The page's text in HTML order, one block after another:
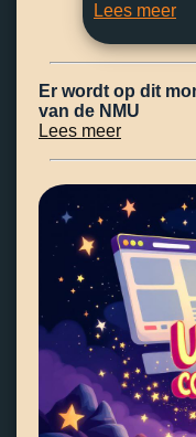
Lees meer
Er wordt op dit
van de NMU
Lees meer